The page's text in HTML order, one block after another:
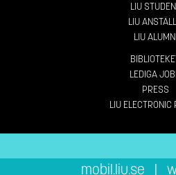
LIU
LIU
LIU ALUMNI
LEDIGA
PRESS
LIU ELECTRONIC
mobil.liu.se